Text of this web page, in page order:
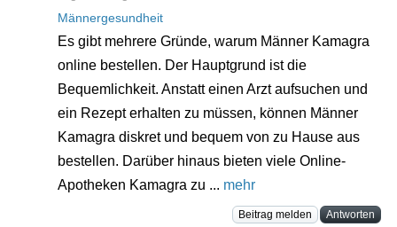
Männergesundheit
Es gibt mehrere Gründe, warum Männer Kamagra
online bestellen. Der Hauptgrund ist die
Bequemlichkeit. Anstatt einen Arzt aufsuchen und
ein Rezept erhalten zu müssen, können Männer
Kamagra diskret und bequem von zu Hause aus
bestellen. Darüber hinaus bieten viele Online-
Apotheken Kamagra zu ... mehr
Beitrag melden Antworten